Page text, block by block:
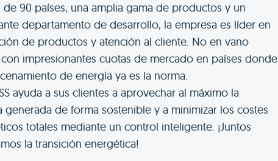
de 90 países, una amplia gama de productos y un
departamento de desarrollo, la empresa es líder en
de productos y atención al cliente. No en vano
impresionantes cuotas de mercado en países donde
de energía ya es la norma.
ayuda a sus clientes a aprovechar al máximo la
generada de forma sostenible y a minimizar los costes
totales mediante un control inteligente. ¡Juntos
la transición energética!